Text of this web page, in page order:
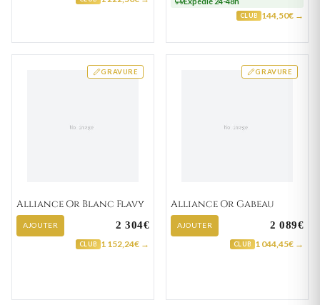
CLUB 144,50€ →
GRAVURE
Alliance Or Blanc Flavy
AJOUTER 2 304€
CLUB 1 152,24€ →
GRAVURE
Alliance Or Gabeau
AJOUTER 2 089€
CLUB 1 044,45€ →